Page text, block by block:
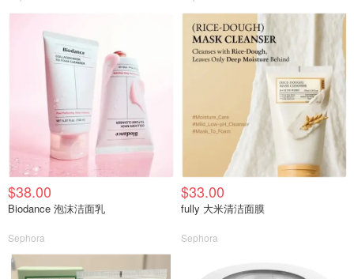
$38.00
Biodance 泡沫洁面乳
Sephora
$33.00
fully 大米清洁面膜
Sephora